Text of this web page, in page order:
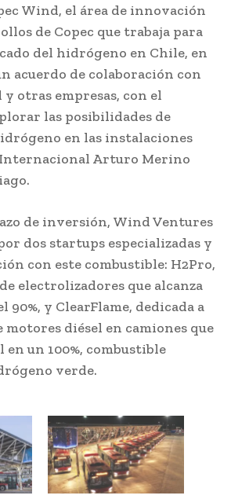
Wind, el área de innovación
de Copec que trabaja para
del hidrógeno en Chile, en
acuerdo de colaboración con
y otras empresas, con el
las posibilidades de
en las instalaciones
Arturo Merino
de inversión, Wind Ventures
dos startups especializadas y
con este combustible: H2Pro,
electrolizadores que alcanza
90%, y ClearFlame, dedicada a
motores diésel en camiones que
un 100%, combustible
verde.